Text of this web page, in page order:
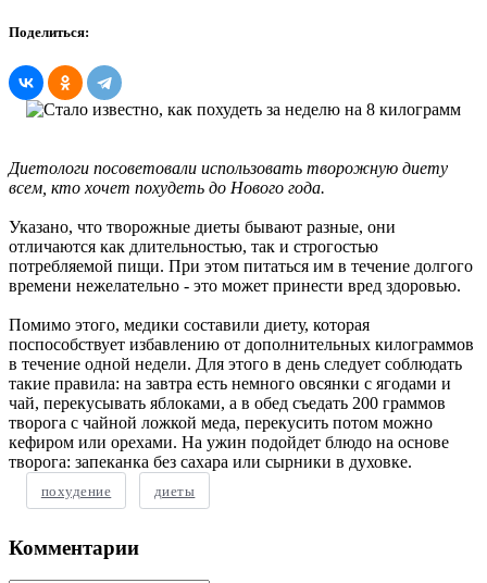
Поделиться:
Диетологи посоветовали использовать творожную диету
всем, кто хочет похудеть до Нового года.
Указано, что творожные диеты бывают разные, они
отличаются как длительностью, так и строгостью
потребляемой пищи. При этом питаться им в течение долгого
времени нежелательно - это может принести вред здоровью.
Помимо этого, медики составили диету, которая
поспособствует избавлению от дополнительных килограммов
в течение одной недели. Для этого в день следует соблюдать
такие правила: на завтра есть немного овсянки с ягодами и
чай, перекусывать яблоками, а в обед съедать 200 граммов
творога с чайной ложкой меда, перекусить потом можно
кефиром или орехами. На ужин подойдет блюдо на основе
творога: запеканка без сахара или сырники в духовке.
похудение диеты
Комментарии